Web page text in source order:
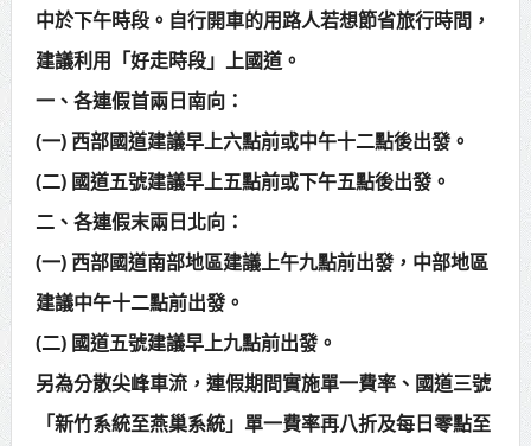
苗栗地檢署檢察長遞交守護家鄉宣
導信 嚴防境外勢力介選邀請村里長一
齊維繫公平選舉
中於下午時段。自行開車的用路人若想節省旅行時間，
建議利用「好走時段」上國道。
一、各連假首兩日南向：
(一) 西部國道建議早上六點前或中午十二點後出發。
(二) 國道五號建議早上五點前或下午五點後出發。
二、各連假末兩日北向：
(一) 西部國道南部地區建議上午九點前出發，中部地區
建議中午十二點前出發。
(二) 國道五號建議早上九點前出發。
另為分散尖峰車流，連假期間實施單一費率、國道三號
「新竹系統至燕巢系統」單一費率再八折及每日零點至